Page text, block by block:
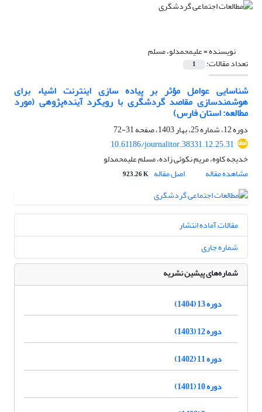
نویسنده =علیمحمدلو، مسلم
تعداد مقالات: 1
شناسایی عوامل مؤثر بر پیاده سازی اینترنت اشیاء برای
هوشمندسازی مقاصد گردشگری با رویکرد آینده‌پژوهی (مورد
مطالعه: استان فارس)
دوره 12، شماره 25، بهار 1403، صفحه
31-72
10.61186/journalitor.38331.12.25.31
خدیجه کاوه، مریم نکوئی زاده، مسلم علیمحمدلو
مشاهده مقاله
اصل مقاله 923.26 K
مقالات آماده انتشار
شماره جاری
شماره‌های پیشین نشریه
دوره 13 (1404)
دوره 12 (1403)
دوره 11 (1402)
دوره 10 (1401)